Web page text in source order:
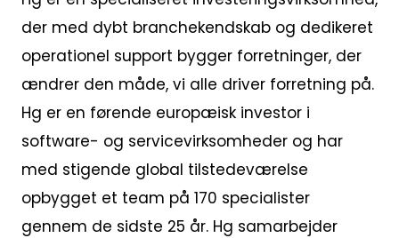
der med dybt branchekendskab og dedikeret
operationel support bygger forretninger, der
ændrer den måde, vi alle driver forretning på.
Hg er en førende europæisk investor i
software- og servicevirksomheder og har
med stigende global tilstedeværelse
opbygget et team på 170 specialister
gennem de sidste 25 år. Hg samarbejder